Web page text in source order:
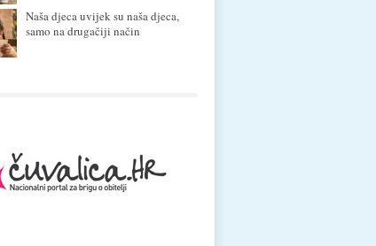
Naša djeca uvijek su naša djeca,
samo na drugačiji način